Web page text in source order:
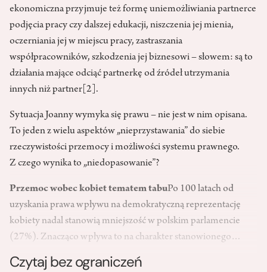
ekonomiczna przyjmuje też formę uniemożliwiania partnerce
podjęcia pracy czy dalszej edukacji, niszczenia jej mienia,
oczerniania jej w miejscu pracy, zastraszania
współpracowników, szkodzenia jej biznesowi – słowem: są to
działania mające odciąć partnerkę od źródeł utrzymania
innych niż partner [2] .
Sytuacja Joanny wymyka się prawu – nie jest w nim opisana.
To jeden z wielu aspektów „nieprzystawania” do siebie
rzeczywistości przemocy i możliwości systemu prawnego.
Z czego wynika to „niedopasowanie”?
Przemoc wobec kobiet tematem tabuPo 100 latach od
uzyskania prawa wpływu na demokratyczną reprezentację
kobiety nadal stanowią mniejszość w polskim parlamencie
(27%). Znacząco wpływa to na charakter stanowionego…
Czytaj bez ograniczeń